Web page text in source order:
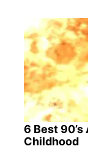
6 Best
Childhood